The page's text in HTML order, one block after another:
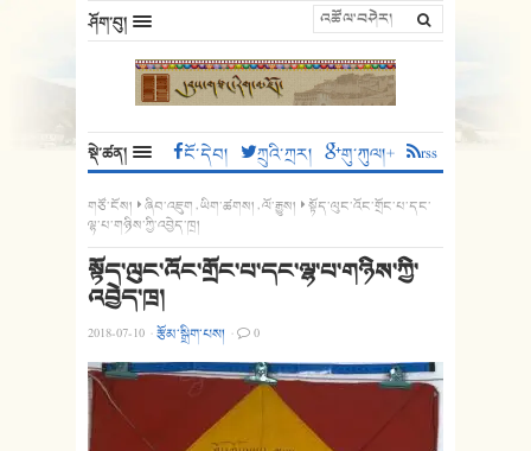
ཤོག་བུ།
སྡེ་ཚན། ངོ་དེབ། ཀྲུའི་ཀྲར། གུ་ཀུལ།+ rss
གཙོ་ངོས། ཞིབ་འཇུག,ཡིག་ཚགས།,ལོ་རྒྱུས།
སྟོད་ལུང་འོང་གྲོང་པ་དང་
ལྷ་པ་གཉིས་ཀྱི་འབྱེད་ཁྲ།
སྟོད་ལུང་འོང་གྲོང་པ་དང་ལྷ་པ་གཉིས་ཀྱི་
འབྱེད་ཁྲ།
2018-07-10 ·རྩོམ་སྒྲིག་པས། · 0